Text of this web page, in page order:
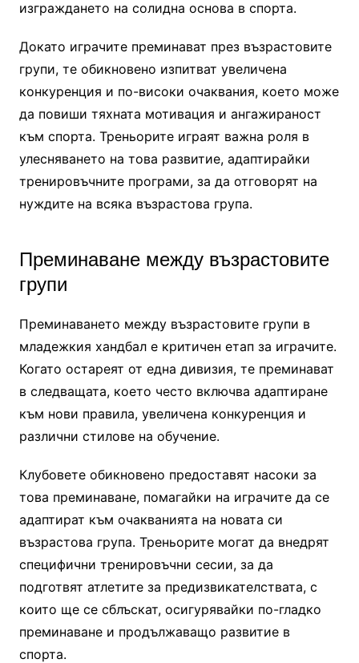
изграждането на солидна основа в спорта.
Докато играчите преминават през възрастовите
групи, те обикновено изпитват увеличена
конкуренция и по-високи очаквания, което може
да повиши тяхната мотивация и ангажираност
към спорта. Треньорите играят важна роля в
улесняването на това развитие, адаптирайки
тренировъчните програми, за да отговорят на
нуждите на всяка възрастова група.
Преминаване между възрастовите
групи
Преминаването между възрастовите групи в
младежкия хандбал е критичен етап за играчите.
Когато остареят от една дивизия, те преминават
в следващата, което често включва адаптиране
към нови правила, увеличена конкуренция и
различни стилове на обучение.
Клубовете обикновено предоставят насоки за
това преминаване, помагайки на играчите да се
адаптират към очакванията на новата си
възрастова група. Треньорите могат да внедрят
специфични тренировъчни сесии, за да
подготвят атлетите за предизвикателствата, с
които ще се сблъскат, осигурявайки по-гладко
преминаване и продължаващо развитие в
спорта.